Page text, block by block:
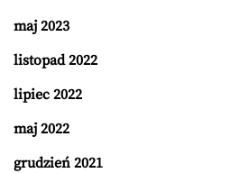
maj 2023
listopad 2022
lipiec 2022
maj 2022
grudzień 2021